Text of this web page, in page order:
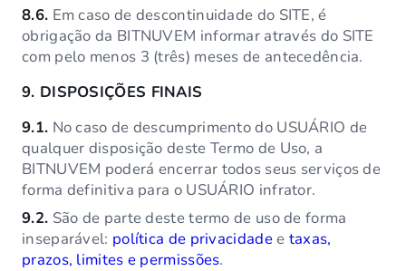
8.6. Em caso de descontinuidade do SITE, é
obrigação da BITNUVEM informar através do SITE
com pelo menos 3 (três) meses de antecedência.
9. DISPOSIÇÕES FINAIS
9.1. No caso de descumprimento do USUÁRIO de
qualquer disposição deste Termo de Uso, a
BITNUVEM poderá encerrar todos seus serviços de
forma definitiva para o USUÁRIO infrator.
9.2. São de parte deste termo de uso de forma
inseparável: política de privacidadee taxas,
prazos, limites e permissões.